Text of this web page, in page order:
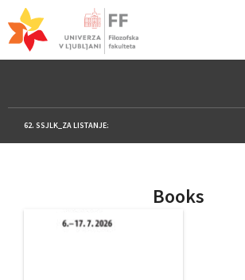
62. SSJLK_ZA LISTANJE:
Books